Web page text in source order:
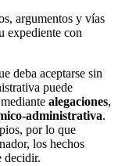
argumentos y vías
expediente con
deba aceptarse sin
puede
alegaciones,
administrativa.
por lo que
los hechos
decidir.